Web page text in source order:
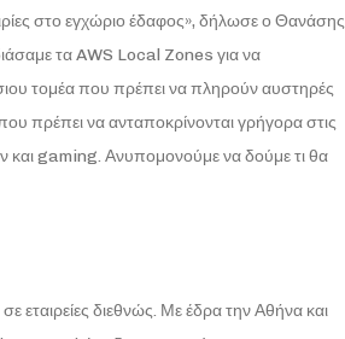
στο εγχώριο έδαφος», δήλωσε ο Θανάσης
τα AWS Local Zones για να
τομέα που πρέπει να πληρούν αυστηρές
πρέπει να ανταποκρίνονται γρήγορα στις
και gaming. Ανυπομονούμε να δούμε τι θα
διεθνώς. Με έδρα την Αθήνα και